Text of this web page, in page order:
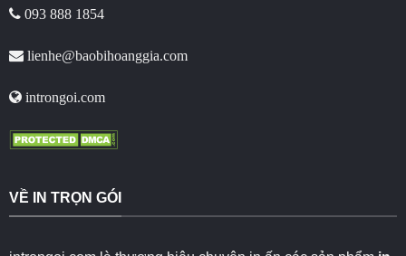
093 888 1854
lienhe@baobihoanggia.com
introngoi.com
VỀ IN TRỌN GÓI